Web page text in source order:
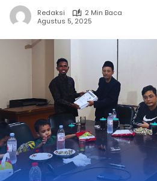
Redaksi
2 Min Baca
Agustus 5, 2025